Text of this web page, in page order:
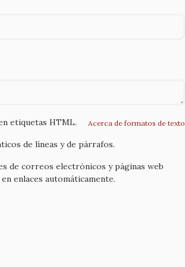
Acerca de formatos de texto
etiquetas HTML.
de líneas y de párrafos.
de correos electrónicos y páginas web
enlaces automáticamente.